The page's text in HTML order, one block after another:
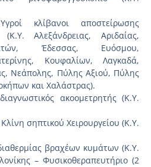
κλίβανοι αποστείρωσης
Αλεξάνδρειας, Αριδαίας,
Έδεσσας, Ευόσμου,
Κουφαλίων, Λαγκαδά,
Νεάπολης, Πύλης Αξιού, Πύλης
και Χαλάστρας).
ακοομετρητής (Κ.Υ.
σηπτικού Χειρουργείου (Κ.Υ.
βραχέων κυμάτων (Κ.Υ.
– Φυσικοθεραπευτήριο (2